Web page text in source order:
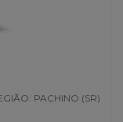
PACHINO (SR)